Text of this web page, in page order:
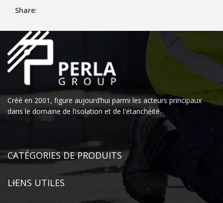
Share:
Créé en 2001, figure aujourd’hui parmi les acteurs principaux
dans le domaine de l‘isolation et de l'étanchéité.
CATÉGORIES DE PRODUITS
LIENS UTILES